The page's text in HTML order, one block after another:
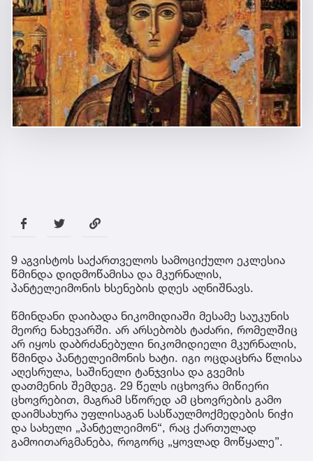
9 აგვისტოს საქართველოს სამოციქულო ეკლესია
წმინდა დიდმოწამისა და მკურნალის,
პანტელეიმონის ხსენების დღეს აღნიშნავს.
წმინდანი დაიბადა ნიკომიდიაში მესამე საუკუნის
მეორე ნახევარში. არ არსებობს ტაძარი, რომელშიც
არ იყოს დაბრძანებული ნიკომიდიელი მკურნალის,
წმინდა პანტელეიმონის ხატი. იგი ოცდაცხრა წლისა
აღესრულა, საშინელი ტანჯვისა და გვემის
დათმენის შემდეგ. 29 წელს იცხოვრა მიწიერი
ცხოვრებით, მაგრამ სწორედ ამ ცხოვრების გამო
დაიმსახურა უფლისაგან სასწაულმოქმედების ნიჭი
და სახელი „პანტელეიმონ“, რაც ქართულად
გამოითარგმანება, როგორც „ყოვლად მოწყალე”.